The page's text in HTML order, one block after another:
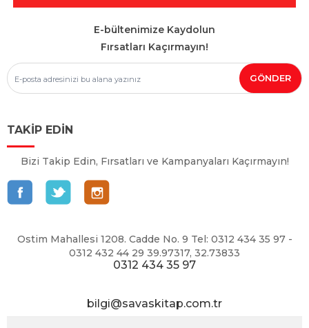
E-bültenimize Kaydolun
Fırsatları Kaçırmayın!
TAKİP EDİN
Bizi Takip Edin, Fırsatları ve Kampanyaları Kaçırmayın!
Ostim Mahallesi 1208. Cadde No. 9 Tel: 0312 434 35 97 -
0312 432 44 29 39.97317, 32.73833
0312 434 35 97
bilgi@savaskitap.com.tr